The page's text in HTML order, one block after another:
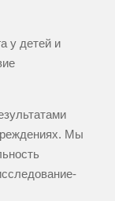
у детей и
Мы